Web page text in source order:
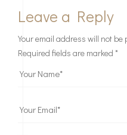
Leave a Reply
Your email address will not be
Required fields are marked *